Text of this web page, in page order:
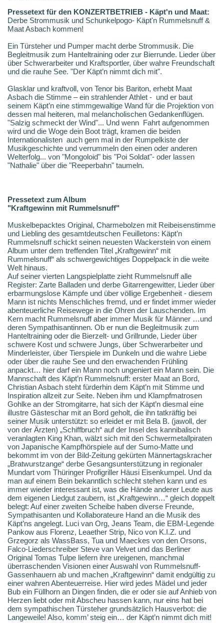
Pressetext für den KONZERTBETRIEB - Käpt'n und Maat:
Derbe Strommusik und Schunkelpogo- Käpt'n Rummelsnuff &
Maat Asbach kommen!
Ein Türsteher und Pumper macht derbe Strommusik. Die
Begleitmusik zum Hanteltraining oder zur Bierrunde. Lieder über
über Schwerarbeiter und Kraftsportler, über wahre Freundschaft
und die rauhe See. "Der Käpt’n nimmt dich mit".
Glasklar und kraftvoll, von Tenor bis Bariton, erhebt Maat
Asbach die Stimme – ein strahlender Athlet - und er baut
seinem Käpt’n eine stimmgewaltige Wand für die Projektion von
dessen mal heiteren, mal melancholischen Gedankenflügen.
"Salzig schmeckt der Wind"... Und wenn Fahrt aufgenommen
wird und die Woge dein Boot trägt, kramen die beiden
Internationalisten auch gern mal in der Rumpelkiste der
Musikgeschichte und verrummeln den einen oder anderen
Welterfolg... von "Mongoloid" bis "Poi Soldat"- oder lassen
"Nathalie" über die "Reeperbahn" taumeln.
Pressetext zum Album
"Kraftgewinn mit Rummelsnuff"
Muskelbepacktes Original, Charmebolzen mit Reibeisenstimme
und Liebling des gesamtdeutschen Feuilletons: Käpt’n
Rummelsnuff schickt seinen neuesten Wackerstein von einem
Album unter dem treffenden Titel „Kraftgewinn“ mit
Rummelsnuff“ als schwergewichtiges Doppelpack in die weite
Welt hinaus.
Auf seiner vierten Langspielplatte zieht Rummelsnuff alle
Register: Zarte Balladen und derbe Gitarrengewitter, Lieder über
erbarmungslose Kämpfe und über völlige Ergebenheit - diesem
Mann ist nichts Menschliches fremd, und er findet immer wieder
abenteuerliche Reisewege in die Ohren der Lauschenden. Im
Kern macht Rummelsnuff aber immer Musik für Männer …und
deren Sympathisantinnen. Ob er nun die Begleitmusik zum
Hanteltraining oder die Bierzelt- und Grillrunde, Lieder über
schwere Kost und schwere Jungs, über Schwerarbeiter und
Minderleister, über Tierspiele im Dunkeln und die wahre Liebe
oder über die rauhe See und den erwachenden Frühling
anpackt… hier darf ein Mann noch ungeniert ein Mann sein. Die
Mannschaft des Käpt’n Rummelsnuff: erster Maat an Bord,
Christian Asbach steht fürderhin dem Käpt’n mit Stimme und
Inspiration allzeit zur Seite. Neben ihm und Klampfmatrosen
Gohlke an der Stromgitarre, hat sich der Käpt’n diesmal eine
illustre Gästeschar mit an Bord geholt, die ihn tatkräftig bei
seiner Musik unterstützt: so erleidet er mit Bela B. (jawoll, der
von der Ärzten) „Schiffbruch“ auf der Insel des kannibalisch
veranlagten King Khan, wälzt sich mit den Schwermetallpiraten
von Japanische Kampfhörspiele auf der Sumo-Matte und
bekommt im von der Bild-Zeitung gekürten Männertagskracher
„Bratwurstzange“ derbe Gesangsunterstützung in regionaler
Mundart vom Thüringer Profigriller Häusi Eisenkumpel. Und da
man auf einem Bein bekanntlich schlecht stehen kann und es
immer wieder interessant ist, was die Hände anderer Leute aus
dem eigenen Liedgut zaubern, ist „Kraftgewinn…“ gleich doppelt
belegt: Auf einer zweiten Scheibe haben diverse Freunde,
Sympathisanten und Kollaborateure Hand an die Musik des
Käpt’ns angelegt. Luci van Org, Jeans Team, die EBM-Legende
Pankow aus Florenz, Leaether Strip, Nico von K.I.Z. und
Grzegorz als WassBass, Tua und Maeckes von den Orsons,
Falco-Liederschreiber Steve van Velvet und das Berliner
Original Tomas Tulpe liefern ihre ureigenen, manchmal
überraschenden Visionen einer Auswahl von Rummelsnuff-
Gassenhauern ab und machen „Kraftgewinn“ damit endgültig zu
einer wahren Abenteuerreise. Hier wird jedes Mädel und jeder
Bub ein Füllhorn an Dingen finden, die er oder sie auf Anhieb von
Herzen liebt oder mit Abscheu hassen kann, nur eins hat bei
dem sympathischen Türsteher grundsätzlich Hausverbot: die
Langeweile! Also, komm’ steig ein… der Käpt’n nimmt dich mit!